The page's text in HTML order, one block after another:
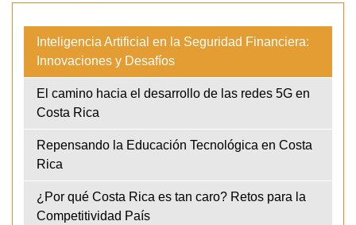
Inteligencia Artificial en la Seguridad Financiera:
Innovaciones y Desafíos
El camino hacia el desarrollo de las redes 5G en
Costa Rica
Repensando la Educación Tecnológica en Costa
Rica
¿Por qué Costa Rica es tan caro? Retos para la
Competitividad País